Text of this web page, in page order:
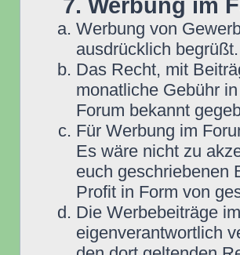
7. Werbung im
Werbung von
ausdrücklich begrüßt.
Das Recht, mit
monatliche Gebühr
Forum bekannt
Für Werbung im
Es wäre nicht zu
euch geschriebenen
Profit in Form von
Die Werbebeiträge
eigenverantwortlich